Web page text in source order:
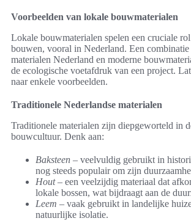
Voorbeelden van lokale bouwmaterialen
Lokale bouwmaterialen spelen een cruciale
bouwen, vooral in Nederland. Een
materialen Nederland en moderne
de ecologische voetafdruk van een project.
naar enkele voorbeelden.
Traditionele Nederlandse materialen
Traditionele materialen zijn diepgeworteld in
bouwcultuur. Denk aan:
Baksteen – veelvuldig gebruikt in
nog steeds populair om zijn
Hout– een veelzijdig materiaal dat
lokale bossen, wat bijdraagt aan de
Leem – vaak gebruikt in landelijke
natuurlijke isolatie.